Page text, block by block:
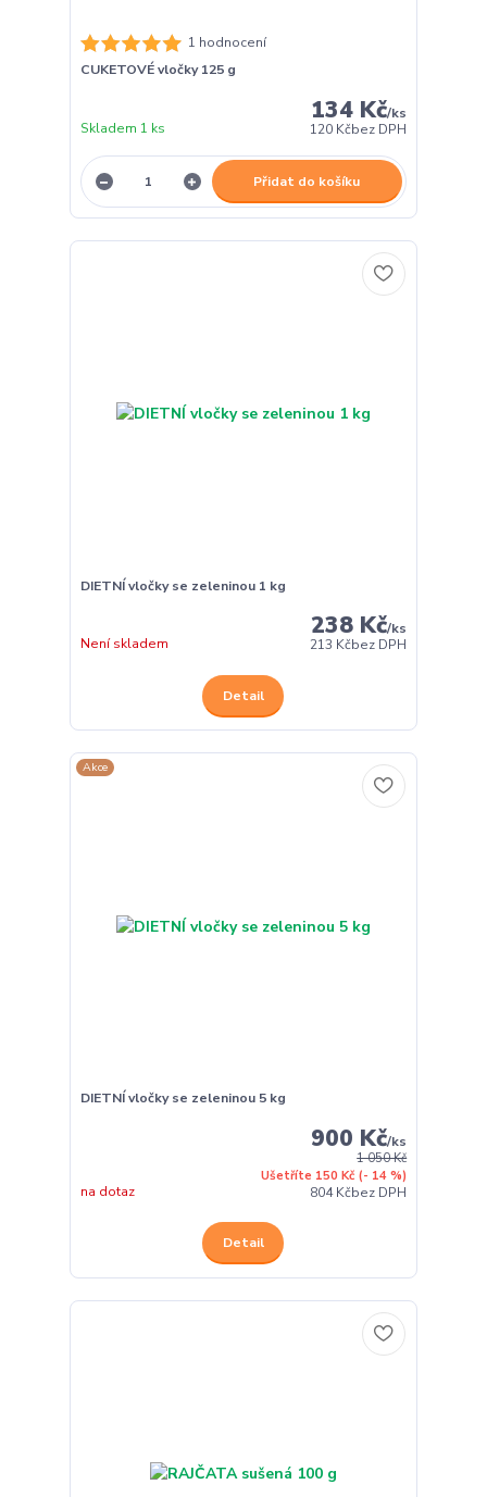
1 hodnocení
CUKETOVÉ vločky 125 g
134 Kč/ks
120 Kčbez DPH
Skladem 1 ks
Přidat do košíku
DIETNÍ vločky se zeleninou 1 kg
238 Kč/ks
213 Kčbez DPH
Není skladem
Detail
Akce
DIETNÍ vločky se zeleninou 5 kg
1 050 Kč
Ušetříte 150 Kč (- 14 %)
900 Kč/ks
804 Kčbez DPH
na dotaz
Detail